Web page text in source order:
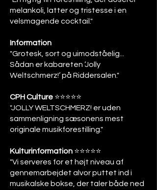
melankoli, latter og tristesse i en
velsmagende cocktail."
Information
"Grotesk, sort og uimodståelig...
Sådan er kabareten ’Jolly
Weltschmerz!’ på Riddersalen."
CPH Culture ⭐️⭐️⭐️⭐️⭐️
"JOLLY WELTSCHMERZ! er uden
sammenligning sæsonens mest
originale musikforestilling."
Kulturinformation ⭐️⭐️⭐️⭐️⭐️
"Vi serveres for et højt niveau af
gennemarbejdet alvor puttet ind i
musikalske bokse, der taler både ned